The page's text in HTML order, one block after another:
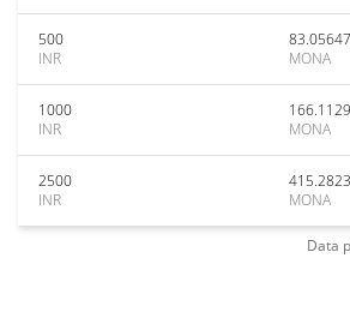
500
INR
MONA
1000
INR
MONA
2500
INR
MONA
Data